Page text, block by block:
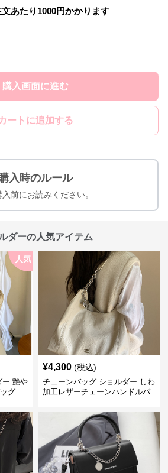
あたり 1000円かかります
購入画面に進む
ートに追加する
入時のルール
前にお読みください。
ダーの人気アイテム
人気
ー 艶や
グ
¥4,300 (税込)
チェーンバッグ ショルダー しわ
加工レザーチェーンハンドルバ